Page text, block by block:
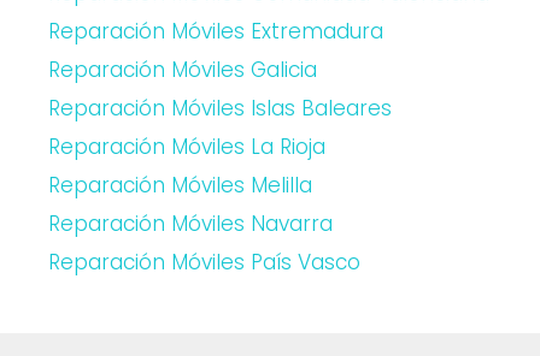
Reparación Móviles Extremadura
Reparación Móviles Galicia
Reparación Móviles Islas Baleares
Reparación Móviles La Rioja
Reparación Móviles Melilla
Reparación Móviles Navarra
Reparación Móviles País Vasco